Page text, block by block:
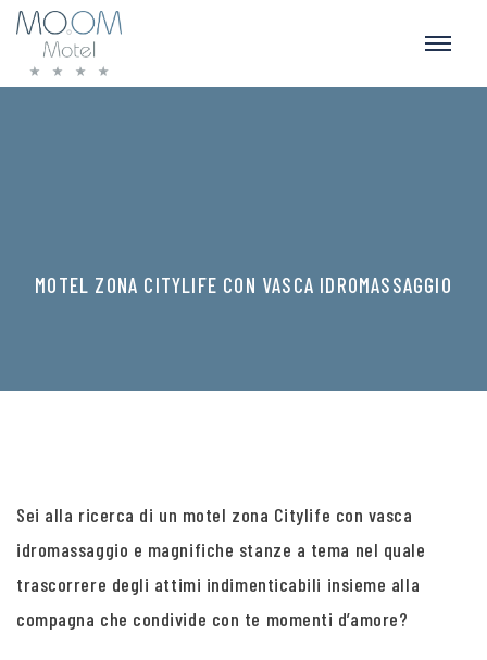
MOTEL ZONA CITYLIFE CON VASCA IDROMASSAGGIO
Sei alla ricerca di un motel zona Citylife con vasca
idromassaggio e magnifiche stanze a tema nel quale
trascorrere degli attimi indimenticabili insieme alla
compagna che condivide con te momenti d’amore?